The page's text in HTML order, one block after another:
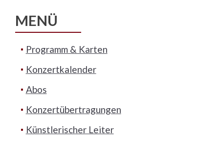
MENÜ
Programm & Karten
Konzertkalender
Abos
Konzertübertragungen
Künstlerischer Leiter